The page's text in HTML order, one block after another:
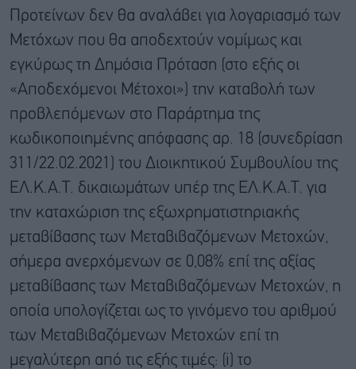
Προτείνων δεν θα αναλάβει για λογαριασμό των
Μετόχων που θα αποδεχτούν νομίμως και
εγκύρως τη Δημόσια Πρόταση (στο εξής οι
«Αποδεχόμενοι Μέτοχοι») την καταβολή των
προβλεπόμενων στο Παράρτημα της
κωδικοποιημένης απόφασης αρ. 18 (συνεδρίαση
311/22.02.2021) του Διοικητικού Συμβουλίου της
ΕΛ.Κ.Α.Τ. δικαιωμάτων υπέρ της ΕΛ.Κ.Α.Τ. για
την καταχώριση της εξωχρηματιστηριακής
μεταβίβασης των Μεταβιβαζόμενων Μετοχών,
σήμερα ανερχόμενων σε 0,08% επί της αξίας
μεταβίβασης των Μεταβιβαζόμενων Μετοχών, η
οποία υπολογίζεται ως το γινόμενο του αριθμού
των Μεταβιβαζόμενων Μετοχών επί τη
μεγαλύτερη από τις εξής τιμές: (i) το